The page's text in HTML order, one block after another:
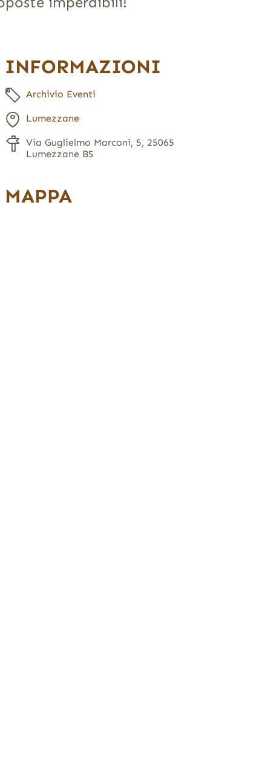
INFORMAZIONI
Archivio Eventi
Lumezzane
Via Guglielmo Marconi, 5, 25065
Lumezzane BS
MAPPA